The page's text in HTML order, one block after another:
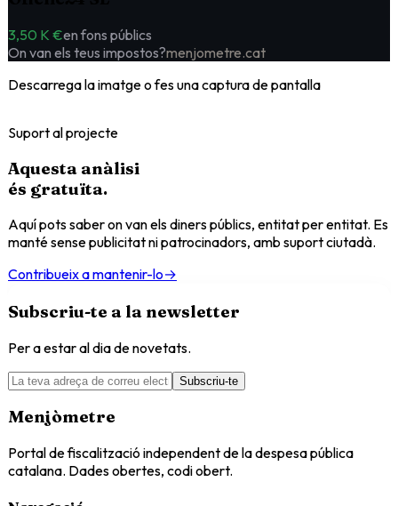
3,50 K €en fons públics
On van els teus impostos?menjometre.cat
Descarrega la imatge o fes una captura de pantalla
Suport al projecte
Aquesta anàlisi
és gratuïta.
Aquí pots saber on van els diners públics, entitat per entitat. Es
manté sense publicitat ni patrocinadors, amb suport ciutadà.
Contribueix a mantenir-lo→
Subscriu-te a la newsletter
Per a estar al dia de novetats.
Subscriu-te
Menjòmetre
Portal de fiscalització independent de la despesa pública
catalana. Dades obertes, codi obert.